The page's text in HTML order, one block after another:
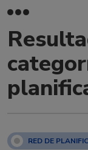
RED DE